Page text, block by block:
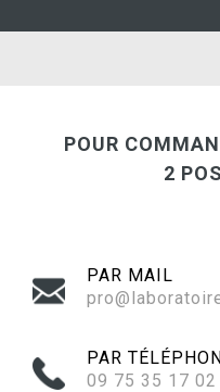
POUR
2
PAR MAIL
PAR
09 75 35 17 02‬